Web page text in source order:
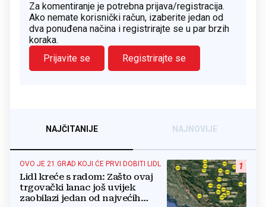
Za komentiranje je potrebna prijava/registracija.
Ako nemate korisnički račun, izaberite jedan od
dva ponuđena načina i registrirajte se u par brzih
koraka.
Prijavite se
Registrirajte se
NAJČITANIJE NAJNOVIJE
1
OVO JE 21 GRAD KOJI ĆE PRVI DOBITI LIDL
Lidl kreće s radom: Zašto ovaj
trgovački lanac još uvijek
zaobilazi jedan od najvećih